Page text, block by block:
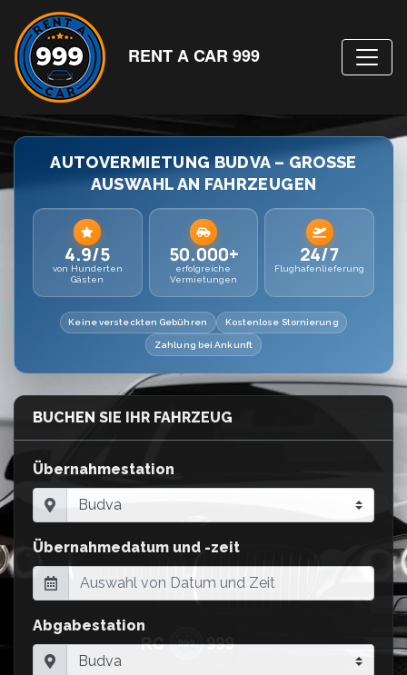
RENT A CAR 999
AUTOVERMIETUNG BUDVA – GROSSE A
USWAHL AN FAHRZEUGEN
4.9/5
von Hunderten
Gästen
50.000+
erfolgreiche
Vermietungen
24/7
Flughafenlieferung
Keine versteckten Gebühren Kostenlose Stornierung
Zahlung bei Ankunft
BUCHEN SIE IHR FAHRZEUG
Übernahmestation
Übernahmedatum und -zeit
Abgabestation